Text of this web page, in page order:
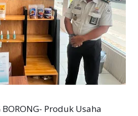
BORONG- Produk Usaha